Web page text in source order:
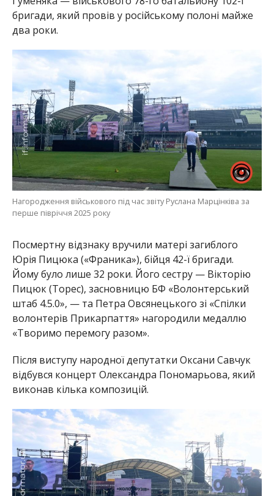
бригади, який провів у російському полоні майже
два роки.
Нагородження військового під час звіту Руслана Марцінківа за
перше півріччя 2025 року
Посмертну відзнаку вручили матері загиблого
Юрія Пицюка («Франика»), бійця 42-ї бригади.
Йому було лише 32 роки. Його сестру — Вікторію
Пицюк (Торес), засновницю БФ «Волонтерський
штаб 4.5.0», — та Петра Овсянецького зі «Спілки
волонтерів Прикарпаття» нагородили медаллю
«Творимо перемогу разом».
Після виступу народної депутатки Оксани Савчук
відбувся концерт Олександра Пономарьова, який
виконав кілька композицій.